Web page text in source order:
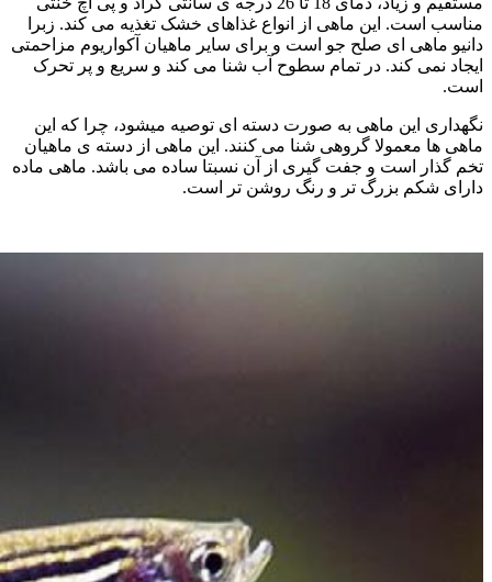
مناسب است. این ماهی از انواع غذاهای خشک تغذیه می کند. زبرا
دانیو ماهی ای صلح جو است و برای سایر ماهیان آکواریوم مزاحمتی
ایجاد نمی کند. در تمام سطوح آب شنا می کند و سریع و پر تحرک
است.
نگهداری این ماهی به صورت دسته ای توصیه میشود، چرا که این
ماهی ها معمولا گروهی شنا می کنند. این ماهی از دسته ی ماهیان
تخم گذار است و جفت گیری از آن نسبتا ساده می باشد. ماهی ماده
دارای شکم بزرگ تر و رنگ روشن تر است.